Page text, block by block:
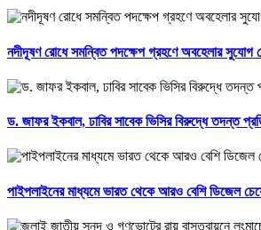
নদীদূষণ রোধে সমন্বিত পদক্ষেপ গ্রহণে অবহেলার সুযোগ
ড. জাফর ইকবাল, ঢাবির সাবেক ভিসির বিরুদ্ধে তদন্ত
পাইপলাইনের মাধ্যমে ভারত থেকে আরও বেশি ডিজেল